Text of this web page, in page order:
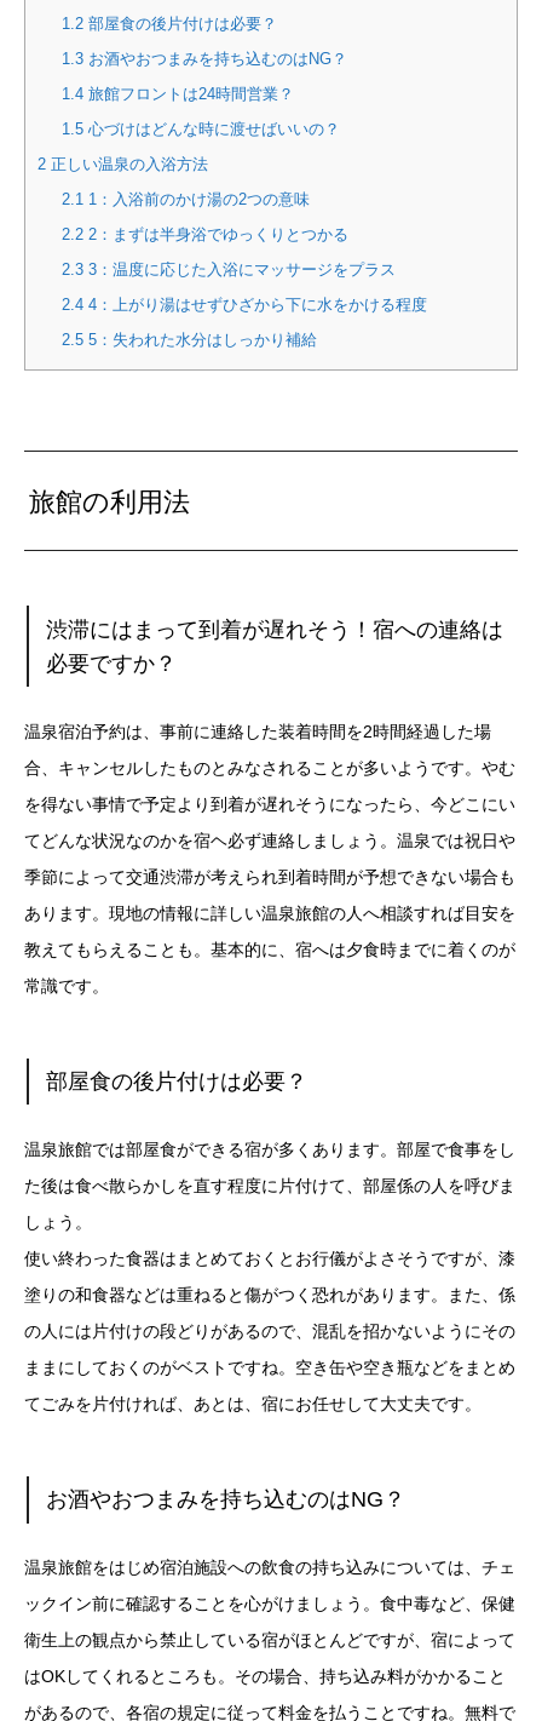
1.2部屋食の後片付けは必要？
1.3お酒やおつまみを持ち込むのはNG？
1.4旅館フロントは24時間営業？
1.5心づけはどんな時に渡せばいいの？
2 正しい温泉の入浴方法
2.11：入浴前のかけ湯の2つの意味
2.22：まずは半身浴でゆっくりとつかる
2.33：温度に応じた入浴にマッサージをプラス
2.44：上がり湯はせずひざから下に水をかける程度
2.55：失われた水分はしっかり補給
旅館の利用法
渋滞にはまって到着が遅れそう！宿への連絡は
必要ですか？
温泉宿泊予約は、事前に連絡した装着時間を2時間経過した場
合、キャンセルしたものとみなされることが多いようです。やむ
を得ない事情で予定より到着が遅れそうになったら、今どこにい
てどんな状況なのかを宿ヘ必ず連絡しましょう。温泉では祝日や
季節によって交通渋滞が考えられ到着時間が予想できない場合も
あります。現地の情報に詳しい温泉旅館の人へ相談すれば目安を
教えてもらえることも。基本的に、宿へは夕食時までに着くのが
常識です。
部屋食の後片付けは必要？
温泉旅館では部屋食ができる宿が多くあります。部屋で食事をし
た後は食べ散らかしを直す程度に片付けて、部屋係の人を呼びま
しょう。
使い終わった食器はまとめておくとお行儀がよさそうですが、漆
塗りの和食器などは重ねると傷がつく恐れがあります。また、係
の人には片付けの段どりがあるので、混乱を招かないようにその
ままにしておくのがベストですね。空き缶や空き瓶などをまとめ
てごみを片付ければ、あとは、宿にお任せして大丈夫です。
お酒やおつまみを持ち込むのはNG？
温泉旅館をはじめ宿泊施設への飲食の持ち込みについては、チェ
ックイン前に確認することを心がけましょう。食中毒など、保健
衛生上の観点から禁止している宿がほとんどですが、宿によって
はOKしてくれるところも。その場合、持ち込み料がかかること
があるので、各宿の規定に従って料金を払うことですね。無料で